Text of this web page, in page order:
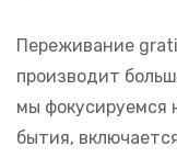
Переживание
производит
мы фокусируемся
бытия,